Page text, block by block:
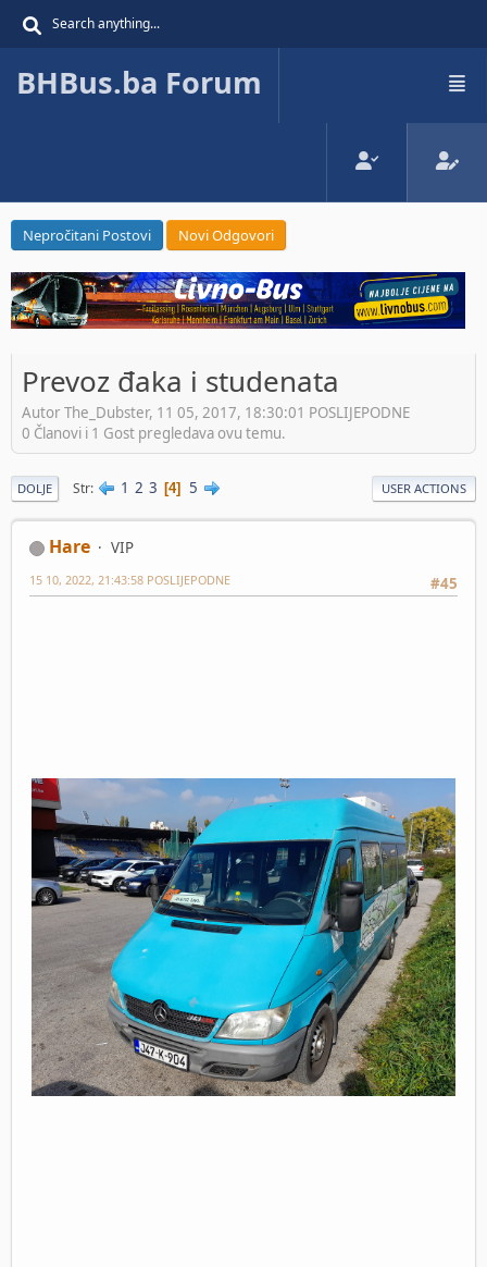
BHBus.ba Forum
Nepročitani Postovi Novi Odgovori
Prevoz đaka i studenata
Autor The_Dubster, 11 05, 2017, 18:30:01 POSLIJEPODNE
0 Članovi i 1 Gost pregledava ovu temu.
DOLJE Str 1 2 3 4 5 USER ACTIONS
Hare
VIP
#45
15 10, 2022, 21:43:58 POSLIJEPODNE